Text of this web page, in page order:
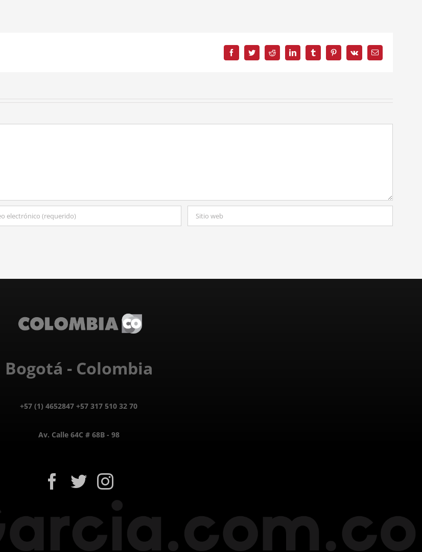
FacebookTwitterReddit LinkedInTumblrPinterest
Vk
Correo
electrónico
Bogotá - Colombia
+57 (1) 4652847 +57 317 510 32 70
Av. Calle 64C # 68B - 98